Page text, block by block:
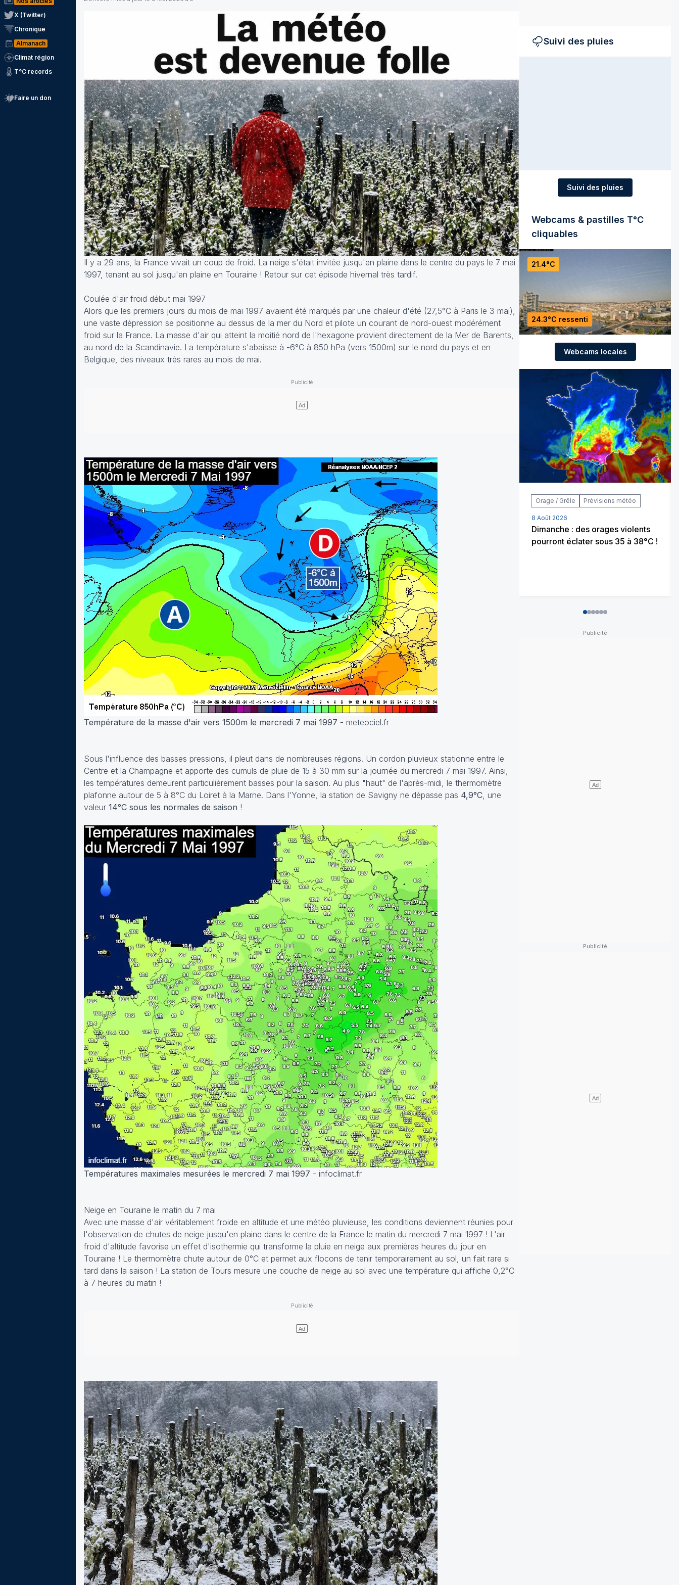
X (Twitter)
Chronique
Almanach
Climat région
T°C records
Faire un don
Il y a 29 ans, la France vivait un coup de froid. La neige s'était invitée jusqu'en plaine dans le centre du pays le 7 mai
1997, tenant au sol jusqu'en plaine en Touraine ! Retour sur cet épisode hivernal très tardif.
Coulée d'air froid début mai 1997
Alors que les premiers jours du mois de mai 1997 avaient été marqués par une chaleur d'été (27,5°C à Paris le 3 mai),
une vaste dépression se positionne au dessus de la mer du Nord et pilote un courant de nord-ouest modérément
froid sur la France. La masse d'air qui atteint la moitié nord de l'hexagone provient directement de la Mer de Barents,
au nord de la Scandinavie. La température s'abaisse à -6°C à 850 hPa (vers 1500m) sur le nord du pays et en
Belgique, des niveaux très rares au mois de mai.
Température de la masse d'air vers 1500m le mercredi 7 mai 1997 - meteociel.fr
Sous l'influence des basses pressions, il pleut dans de nombreuses régions. Un cordon pluvieux stationne entre le
Centre et la Champagne et apporte des cumuls de pluie de 15 à 30 mm sur la journée du mercredi 7 mai 1997. Ainsi,
les températures demeurent particulièrement basses pour la saison. Au plus "haut" de l'après-midi, le thermomètre
plafonne autour de 5 à 8°C du Loiret à la Marne. Dans l'Yonne, la station de Savigny ne dépasse pas 4,9°C , une
valeur 14°C sous les normales de saison !
Températures maximales mesurées le mercredi 7 mai 1997 - infoclimat.fr
Neige en Touraine le matin du 7 mai
Avec une masse d'air véritablement froide en altitude et une météo pluvieuse, les conditions deviennent réunies pour
l'observation de chutes de neige jusqu'en plaine dans le centre de la France le matin du mercredi 7 mai 1997 ! L'air
froid d'altitude favorise un effet d'isothermie qui transforme la pluie en neige aux premières heures du jour en
Touraine ! Le thermomètre chute autour de 0°C et permet aux flocons de tenir temporairement au sol, un fait rare si
tard dans la saison ! La station de Tours mesure une couche de neige au sol avec une température qui affiche 0,2°C
à 7 heures du matin !
Suivi des pluies
Suivi des pluies
Webcams & pastilles T°C
cliquables
21.4°C
24.3°C ressenti
Webcams locales
Orage / Grêle Prévisions météo
8 Août 2026
Dimanche : des orages violents
pourront éclater sous 35 à 38°C !
012345